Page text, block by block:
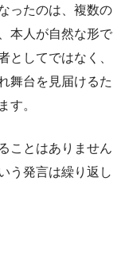
ったのは、複数の
本人が自然な形で
としてではなく、
舞台を見届けるた
す。
ことはありません
う発言は繰り返し